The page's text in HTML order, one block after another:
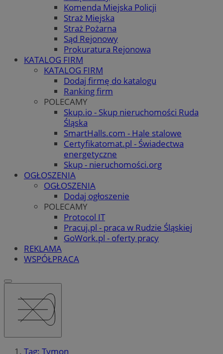
Komenda Miejska Policji
Straż Miejska
Straż Pożarna
Sąd Rejonowy
Prokuratura Rejonowa
KATALOG FIRM
KATALOG FIRM
Dodaj firmę do katalogu
Ranking firm
POLECAMY
Skup.io - Skup nieruchomości Ruda
Śląska
SmartHalls.com - Hale stalowe
Certyfikatomat.pl - Świadectwa
energetyczne
Skup - nieruchomości.org
OGŁOSZENIA
OGŁOSZENIA
Dodaj ogłoszenie
POLECAMY
Protocol IT
Pracuj.pl - praca w Rudzie Śląskiej
GoWork.pl - oferty pracy
REKLAMA
WSPÓŁPRACA
Tag: Tymon